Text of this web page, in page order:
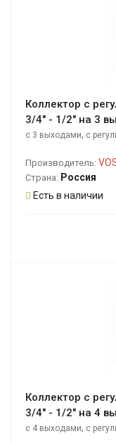
Коллектор с
3/4" - 1/2" на 3
с 3 выходами, с
Производитель:
Страна: Россия
Есть в наличии
Коллектор с
3/4" - 1/2" на 4
с 4 выходами, с